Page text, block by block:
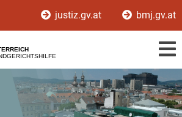
justiz.gv.at bmj.gv.at